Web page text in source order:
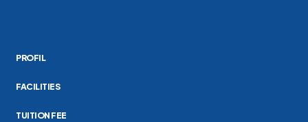
PROFIL
FACILITIES
TUITION FEE